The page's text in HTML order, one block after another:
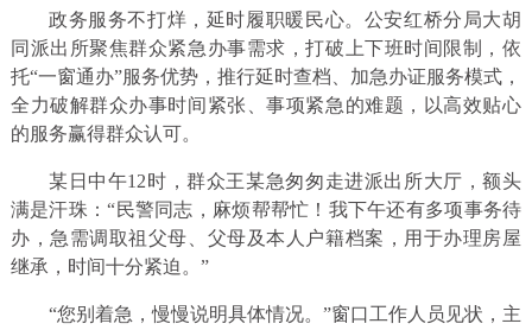
政务服务不打烊，延时履职暖民心。公安红桥分局大胡
同派出所聚焦群众紧急办事需求，打破上下班时间限制，依
托“一窗通办”服务优势，推行延时查档、加急办证服务模式，
全力破解群众办事时间紧张、事项紧急的难题，以高效贴心
的服务赢得群众认可。
某日中午12时，群众王某急匆匆走进派出所大厅，额头
满是汗珠：“民警同志，麻烦帮帮忙！我下午还有多项事务待
办，急需调取祖父母、父母及本人户籍档案，用于办理房屋
继承，时间十分紧迫。”
“您别着急，慢慢说明具体情况。”窗口工作人员见状，主